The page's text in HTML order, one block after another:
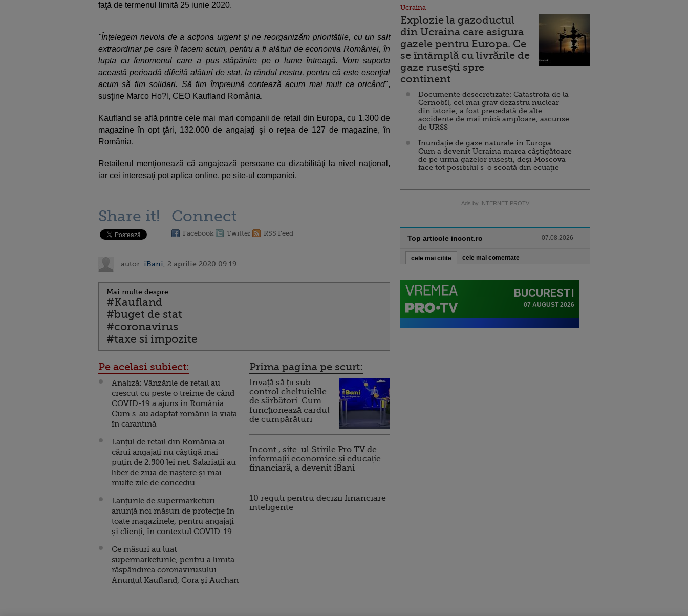
faţă de termenul limită 25 iunie 2020.
"Înţelegem nevoia de a acţiona urgent şi ne reorganizăm priorităţile, cu un salt
extraordinar pe care îl facem acum, pentru a fi alături de economia României, în
lupta cu fenomenul care a pus stăpânire pe o lume întreagă. Vom suporta
această perioadă dificilă alături de stat, la rândul nostru, pentru că este esenţial
acum să fim solidari. Să fim împreună contează acum mai mult ca oricând",
susţine Marco Ho?l, CEO Kaufland România.
Kaufland se află printre cele mai mari companii de retail din Europa, cu 1.300 de
magazine în opt ţări, 132.000 de angajaţi şi o reţea de 127 de magazine, în
România.
Retailerul menţionează că angajează persoane cu dizabilităţi la nivel naţional,
iar cei interesaţi pot aplica online, pe site-ul companiei.
Share it! Connect
Facebook Twitter RSS Feed
autor: iBani , 2 aprilie 2020 09:19
Mai multe despre:
#Kaufland
#buget de stat
#coronavirus
#taxe si impozite
Pe acelasi subiect:
Analiză: Vânzările de retail au
crescut cu peste o treime de când
COVID-19 a ajuns în România.
Cum s-au adaptat românii la viața
în carantină
Lanțul de retail din România ai
cărui angajați nu câștigă mai
puțin de 2.500 lei net. Salariații au
liber de ziua de naștere și mai
multe zile de concediu
Lanțurile de supermarketuri
anunță noi măsuri de protecție în
toate magazinele, pentru angajați
și clienți, în contextul COVID-19
Ce măsuri au luat
supermarketurile, pentru a limita
răspândirea coronavirusului.
Anunțul Kaufland, Cora și Auchan
Prima pagina pe scurt:
Invață să ții sub
control cheltuielile
de sărbători. Cum
funcționează cardul
de cumpărături
Incont , site-ul Știrile Pro TV de
informații economice și educație
financiară, a devenit iBani
10 reguli pentru decizii financiare
inteligente
Ucraina
Explozie la gazoductul
din Ucraina care asigura
gazele pentru Europa. Ce
se întâmplă cu livrările de
gaze rusești spre
continent
Documente desecretizate: Catastrofa de la
Cernobîl, cel mai grav dezastru nuclear
din istorie, a fost precedată de alte
accidente de mai mică amploare, ascunse
de URSS
Inundație de gaze naturale în Europa.
Cum a devenit Ucraina marea câștigătoare
de pe urma gazelor rusești, deși Moscova
face tot posibilul s-o scoată din ecuație
Ads by INTERNET PROTV
Top articole incont.ro 07.08.2026
cele mai citite cele mai comentate